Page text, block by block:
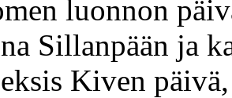
luonnon
Sillanpään ja
Kiven